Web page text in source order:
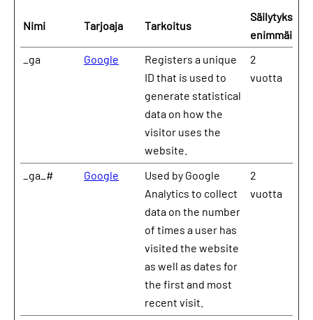
Nimi Tarjoaja Tarkoitus
Säilytyksen
_ga
Google
Registers a unique
ID that is used to
generate statistical
data on how the
visitor uses the
website.
2
vuotta
_ga_# Google
Used by Google
Analytics to collect
data on the number
of times a user has
visited the website
as well as dates for
the first and most
recent visit.
2
vuotta